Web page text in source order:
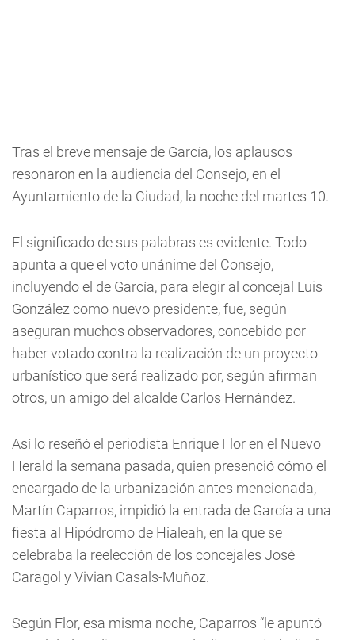
Tras el breve mensaje de García, los aplausos
resonaron en la audiencia del Consejo, en el
Ayuntamiento de la Ciudad, la noche del martes 10.
El significado de sus palabras es evidente. Todo
apunta a que el voto unánime del Consejo,
incluyendo el de García, para elegir al concejal Luis
González como nuevo presidente, fue, según
aseguran muchos observadores, concebido por
haber votado contra la realización de un proyecto
urbanístico que será realizado por, según afirman
otros, un amigo del alcalde Carlos Hernández.
Así lo reseñó el periodista Enrique Flor en el Nuevo
Herald la semana pasada, quien presenció cómo el
encargado de la urbanización antes mencionada,
Martín Caparros, impidió la entrada de García a una
fiesta al Hipódromo de Hialeah, en la que se
celebraba la reelección de los concejales José
Caragol y Vivian Casals-Muñoz.
Según Flor, esa misma noche, Caparros “le apuntó